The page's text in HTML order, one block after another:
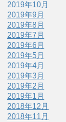
2019年10月
2019年9月
2019年8月
2019年7月
2019年6月
2019年5月
2019年4月
2019年3月
2019年2月
2019年1月
2018年12月
2018年11月